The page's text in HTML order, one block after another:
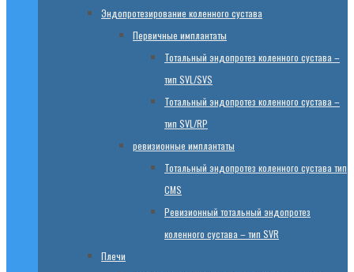
Эндопротезированиe коленного сустава
Первичные имплантаты
Тотальный эндопротез коленного сустава –
тип SVL/SVS
Тотальный эндопротез коленного сустава –
тип SVL/RP
ревизионные имплантаты
Тотальный эндопротез коленного сустава тип
CMS
Ревизионный тотальный эндопротез
коленного сустава – тип SVR
Плечи